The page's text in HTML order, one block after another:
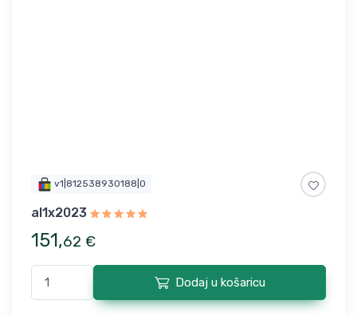
v1|812538930188|0
al1x2023
151,62 €
Dodaj u košaricu